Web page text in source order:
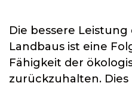
Die bessere
Landbaus ist eine
Fähigkeit der
zurückzuhalten. Dies